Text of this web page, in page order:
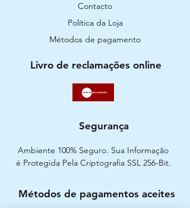
Contacto
Política da Loja
Métodos de pagamento
Livro de reclamações online
Segurança
Ambiente 100% Seguro. Sua Informação
é Protegida Pela Criptografia SSL 256-Bit.
Métodos de pagamentos aceites